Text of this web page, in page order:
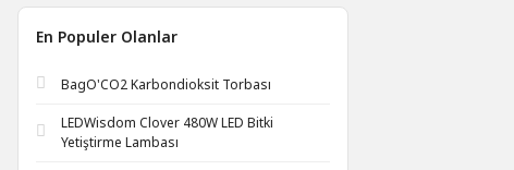
En Populer Olanlar
BagO'CO2 Karbondioksit Torbası
LEDWisdom Clover 480W LED Bitki
Yetiştirme Lambası